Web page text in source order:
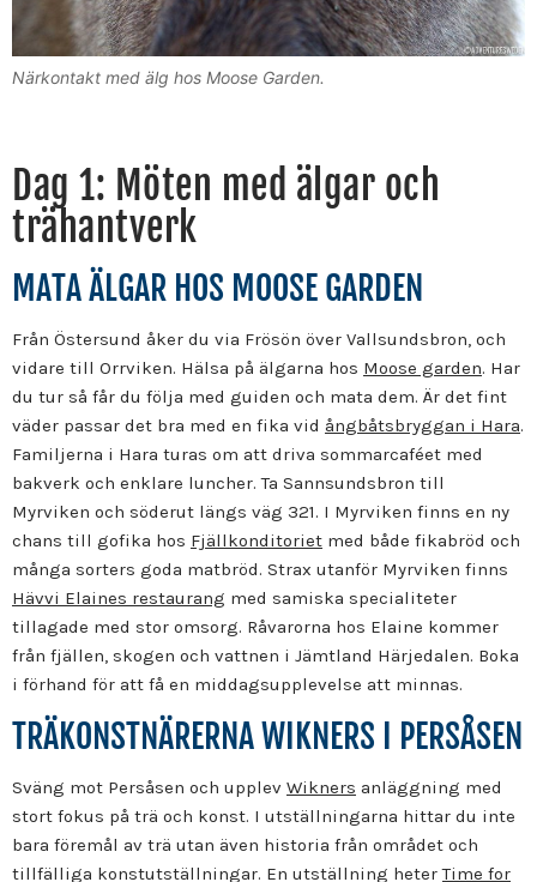
Närkontakt med älg hos Moose Garden.
Dag 1: Möten med älgar och
trähantverk
MATA ÄLGAR HOS MOOSE GARDEN
Från Östersund åker du via Frösön över Vallsundsbron, och
vidare till Orrviken. Hälsa på älgarna hos Moose garden. Har
du tur så får du följa med guiden och mata dem. Är det fint
väder passar det bra med en fika vid ångbåtsbryggan i Hara.
Familjerna i Hara turas om att driva sommarcaféet med
bakverk och enklare luncher. Ta Sannsundsbron till
Myrviken och söderut längs väg 321. I Myrviken finns en ny
chans till gofika hos Fjällkonditoriet med både fikabröd och
många sorters goda matbröd. Strax utanför Myrviken finns
Hävvi Elaines restaurang med samiska specialiteter
tillagade med stor omsorg. Råvarorna hos Elaine kommer
från fjällen, skogen och vattnen i Jämtland Härjedalen. Boka
i förhand för att få en middagsupplevelse att minnas.
TRÄKONSTNÄRERNA WIKNERS I PERSÅSEN
Sväng mot Persåsen och upplev Wikners anläggning med
stort fokus på trä och konst. I utställningarna hittar du inte
bara föremål av trä utan även historia från området och
tillfälliga konstutställningar. En utställning heterTime for